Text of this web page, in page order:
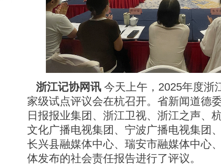
浙江记协网讯 今天上午，2025年度浙
家级试点评议会在杭召开。省新闻道德
日报报业集团、浙江卫视、浙江之声、
文化广播电视集团、宁波广播电视集团
长兴县融媒体中心、瑞安市融媒体中心
体发布的社会责任报告进行了评议。